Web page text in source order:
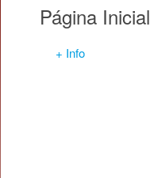
Página Inicial
+ Info